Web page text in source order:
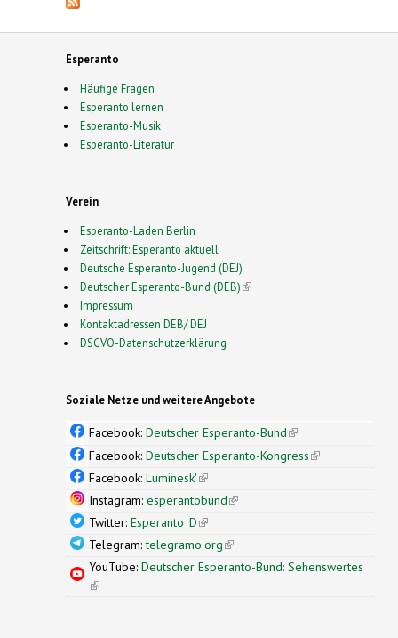
Esperanto
Häufige Fragen
Esperanto lernen
Esperanto-Musik
Esperanto-Literatur
Verein
Esperanto-Laden Berlin
Zeitschrift: Esperanto aktuell
Deutsche Esperanto-Jugend (DEJ)
Deutscher Esperanto-Bund (DEB)(link is external)
Impressum
Kontaktadressen DEB/ DEJ
DSGVO-Datenschutzerklärung
Soziale Netze und weitere Angebote
Facebook: Deutscher Esperanto-Bund(link is
external)
Facebook: Deutscher Esperanto-Kongress(link is
Facebook: Luminesk'(link is external)
Instagram: esperantobund(link is external)
Twitter: Esperanto_D(link is external)
Telegram:telegramo.org(link is external)
YouTube: Deutscher Esperanto-Bund: Sehenswertes
(link is external)